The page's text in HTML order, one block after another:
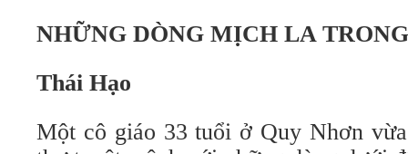
NHỮNG DÒNG MỊCH LA
Thái Hạo
Một cô giáo 33 tuổi ở Quy Nhơn